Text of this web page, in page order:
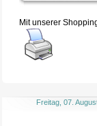
Mit unserer
Freitag, 07.